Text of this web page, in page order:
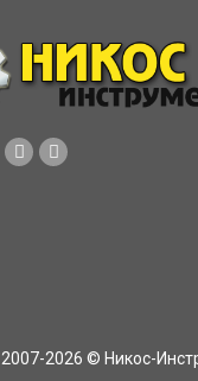
2007-2026 © Никос-